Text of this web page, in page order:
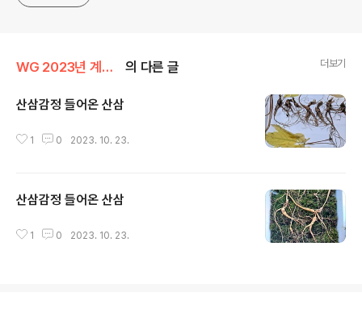
WG 2023년 계묘년 기록 의 다른 글 더보기
산삼감정 들어온 산삼
1 0 2023. 10. 23.
산삼감정 들어온 산삼
1 0 2023. 10. 23.